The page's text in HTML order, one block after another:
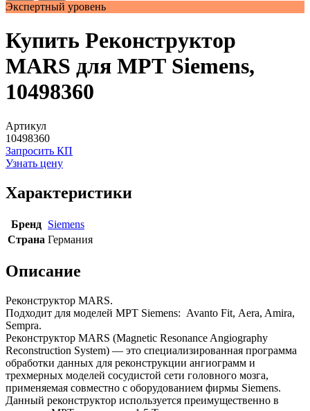
Экспертный уровень
Купить Реконструктор
MARS для МРТ Siemens,
10498360
Артикул
10498360
Запросить КП
Узнать цену
Характеристики
Бренд Siemens
Страна Германия
Описание
Реконструктор MARS.
Подходит для моделей МРТ Siemens: Avanto Fit, Aera, Amira,
Sempra.
Реконструктор MARS (Magnetic Resonance Angiography
Reconstruction System) — это специализированная программа
обработки данных для реконструкции ангиограмм и
трехмерных моделей сосудистой сети головного мозга,
применяемая совместно с оборудованием фирмы Siemens.
Данный реконструктор используется преимущественно в